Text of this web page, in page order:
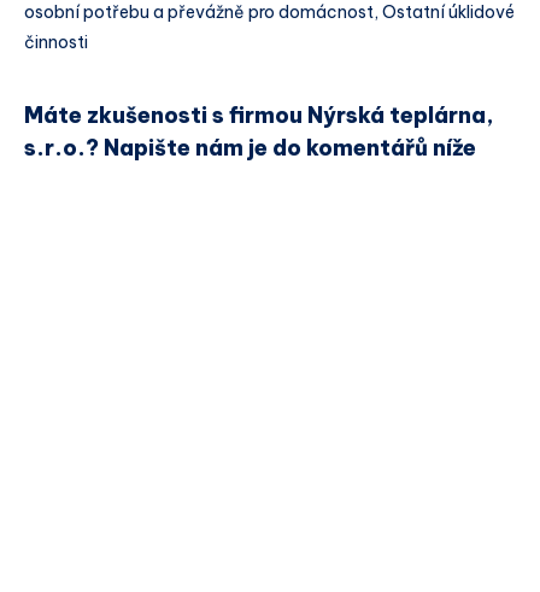
osobní potřebu a převážně pro domácnost, Ostatní úklidové
činnosti
Máte zkušenosti s firmou Nýrská teplárna,
s.r.o.? Napište nám je do komentářů níže